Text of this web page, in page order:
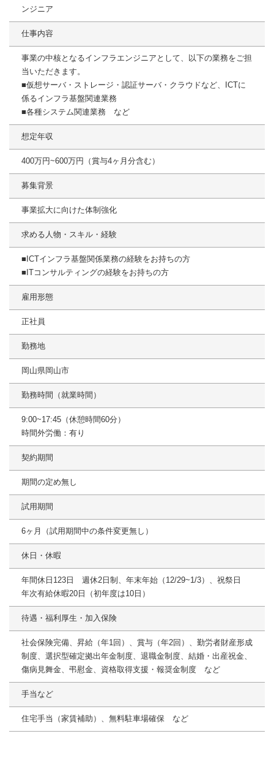
ンジニア
仕事内容
事業の中核となるインフラエンジニアとして、以下の業務をご担
当いただきます。
■仮想サーバ・ストレージ・認証サーバ・クラウドなど、ICTに
係るインフラ基盤関連業務
■各種システム関連業務 など
想定年収
400万円~600万円（賞与4ヶ月分含む）
募集背景
事業拡大に向けた体制強化
求める人物・スキル・経験
■ICTインフラ基盤関係業務の経験をお持ちの方
■ITコンサルティングの経験をお持ちの方
雇用形態
正社員
勤務地
岡山県岡山市
勤務時間（就業時間）
9:00~17:45（休憩時間60分）
時間外労働：有り
契約期間
期間の定め無し
試用期間
6ヶ月（試用期間中の条件変更無し）
休日・休暇
年間休日123日 週休2日制、年末年始（12/29~1/3）、祝祭日
年次有給休暇20日（初年度は10日）
待遇・福利厚生・加入保険
社会保険完備、昇給（年1回）、賞与（年2回）、勤労者財産形成
制度、選択型確定拠出年金制度、退職金制度、結婚・出産祝金、
傷病見舞金、弔慰金、資格取得支援・報奨金制度 など
手当など
住宅手当（家賃補助）、無料駐車場確保 など